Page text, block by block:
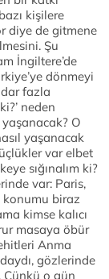
kişilere
diye de gitmene
Şu
İngiltere’de
dönmeyi
fazla
neden
O
yaşanacak
var elbet
sığınalım ki?
var: Paris,
konumu biraz
kimse kalıcı
masaya öbür
Anma
gözlerinde
Çünkü o gün